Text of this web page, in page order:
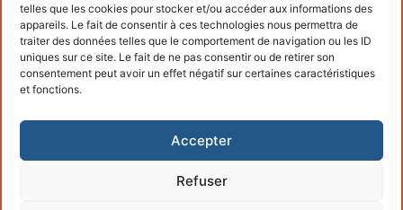
telles que les cookies pour stocker et/ou accéder aux informations des
appareils. Le fait de consentir à ces technologies nous permettra de
traiter des données telles que le comportement de navigation ou les ID
uniques sur ce site. Le fait de ne pas consentir ou de retirer son
consentement peut avoir un effet négatif sur certaines caractéristiques
et fonctions.
Accepter
Refuser
Conditions générales
Politique de cookies
Copyright © 2026 – Propulsé parCustomify